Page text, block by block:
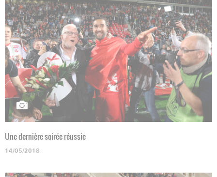
Une dernière soirée réussie
14/05/2018